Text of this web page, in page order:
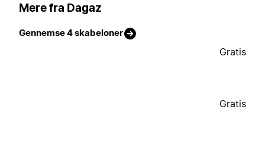
Mere fra Dagaz
Gennemse 4 skabeloner
Gratis
Gratis